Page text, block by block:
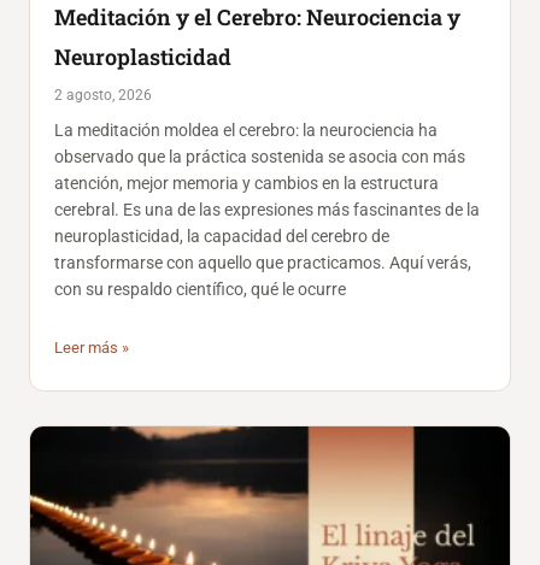
Meditación y el Cerebro: Neurociencia y
Neuroplasticidad
2 agosto, 2026
La meditación moldea el cerebro: la neurociencia ha
observado que la práctica sostenida se asocia con más
atención, mejor memoria y cambios en la estructura
cerebral. Es una de las expresiones más fascinantes de la
neuroplasticidad, la capacidad del cerebro de
transformarse con aquello que practicamos. Aquí verás,
con su respaldo científico, qué le ocurre
Leer más »